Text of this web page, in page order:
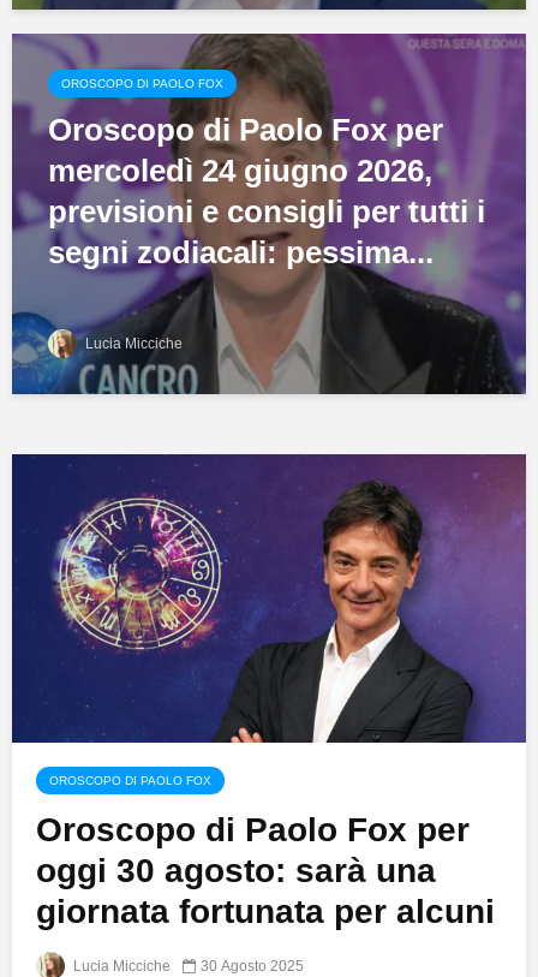
OROSCOPO DI PAOLO FOX
Oroscopo di Paolo Fox per
mercoledì 24 giugno 2026,
previsioni e consigli per tutti i
segni zodiacali: pessima...
Lucia Micciche
OROSCOPO DI PAOLO FOX
Oroscopo di Paolo Fox per
oggi 30 agosto: sarà una
giornata fortunata per alcuni
Lucia Micciche 30 Agosto 2025